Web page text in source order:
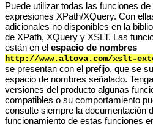
Puede utilizar todas las funciones
expresiones XPath/XQuery. Con
adicionales no disponibles en la
de XPath, XQuery y XSLT. Las
están en el espacio de nombres
http://www.altova.com/xslt-
se presentan con el prefijo, que se
espacio de nombres señalado.
versiones del producto algunas
compatibles o su comportamiento
consulte siempre la documentación
funcionamiento de estas funciones